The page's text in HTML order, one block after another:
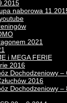
naborowa
2021
i MEGA FERIE
2016
Dochodzeniowy –
2016
Dochodzeniowy –